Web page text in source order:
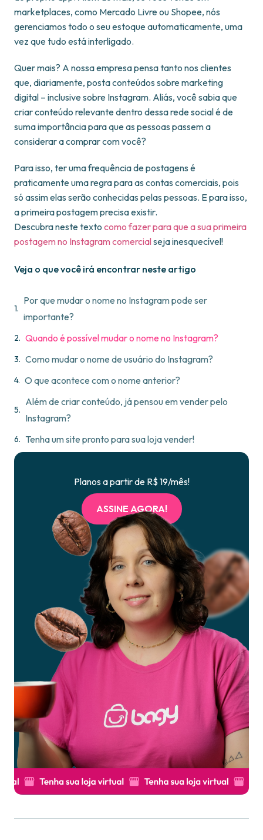
marketplaces, como Mercado Livre ou Shopee, nós
gerenciamos todo o seu estoque automaticamente, uma
vez que tudo está interligado.
Quer mais? A nossa empresa pensa tanto nos clientes
que, diariamente, posta conteúdos sobre marketing
digital – inclusive sobre Instagram. Aliás, você sabia que
criar conteúdo relevante dentro dessa rede social é de
suma importância para que as pessoas passem a
considerar a comprar com você?
Para isso, ter uma frequência de postagens é
praticamente uma regra para as contas comerciais, pois
só assim elas serão conhecidas pelas pessoas. E para isso,
a primeira postagem precisa existir.
Descubra neste texto como fazer para que a sua primeira
postagem no Instagram comercialseja inesquecível!
Veja o que você irá encontrar neste artigo
Por que mudar o nome no Instagram pode ser
importante?
Quando é possível mudar o nome no Instagram?
Como mudar o nome de usuário do Instagram?
O que acontece com o nome anterior?
Além de criar conteúdo, já pensou em vender pelo
Instagram?
Tenha um site pronto para sua loja vender!
Planos a partir de R$ 19/mês!
ASSINE AGORA!